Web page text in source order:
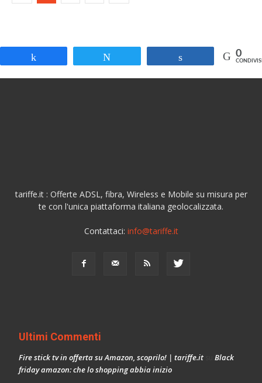
0
tariffe.it : Offerte ADSL, fibra, Wireless e Mobile su misura per
te con l'unica piattaforma italiana geolocalizzata.
Contattaci: info@tariffe.it
Ultimi Commenti
Fire stick tv in offerta su Amazon, scoprilo! | tariffe.it
Black
friday amazon: che lo shopping abbia inizio